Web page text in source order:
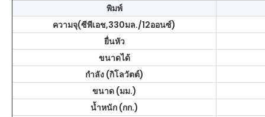
พิมพ์
ความจุ(ซีพีเอช,330มล./12ออนซ์)
ยื่นหัว
ขนาดได้
กำลัง (กิโลวัตต์)
ขนาด (มม.)
น้ำหนัก (กก.)